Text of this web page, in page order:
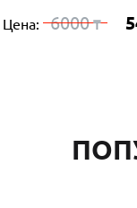
Цена: 6000₸